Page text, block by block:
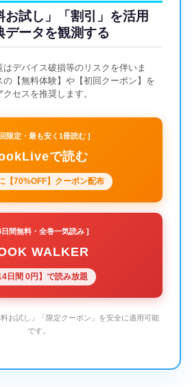
お試し」「割引」を活用
データを観測する
デバイス破損等のリスクを伴いま
【無料体験】や【初回クーポン】を
セスを推奨します。
限定・最も安く1冊読む ]
で読む
【70%OFF】クーポン配布
間無料・全巻一気読み ]
WALKER
14日間 0円】で読み放題
お試し」「限定クーポン」を安全に適用可能
です。